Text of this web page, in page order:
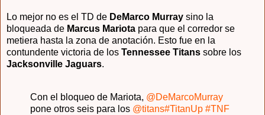
Lo mejor no es el TD de DeMarco Murray sino la
bloqueada de Marcus Mariota para que el corredor se
metiera hasta la zona de anotación. Esto fue en la
contundente victoria de los Tennessee Titans sobre los
Jacksonville Jaguars.
Con el bloqueo de Mariota, @DeMarcoMurray
pone otros seis para los @titans#TitanUp #TNF